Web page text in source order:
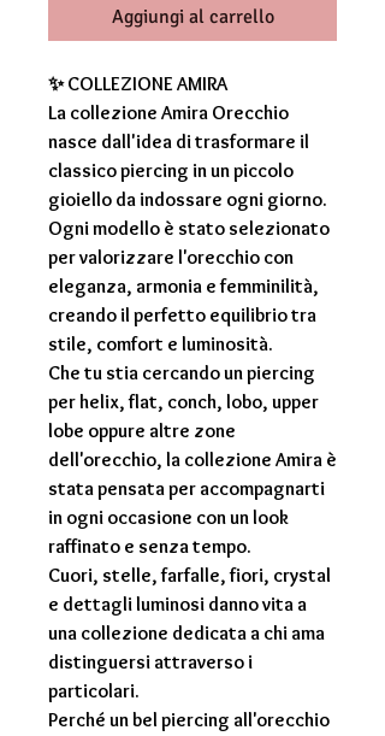
Aggiungi al carrello
✨COLLEZIONE AMIRA
La collezione Amira Orecchio
nasce dall'idea di trasformare il
classico piercing in un piccolo
gioiello da indossare ogni giorno.
Ogni modello è stato selezionato
per valorizzare l'orecchio con
eleganza, armonia e femminilità,
creando il perfetto equilibrio tra
stile, comfort e luminosità.
Che tu stia cercando un piercing
per helix,flat, conch, lobo, upper
lobe oppure altre zone
dell'orecchio, la collezione Amira è
stata pensata per accompagnarti
in ogni occasione con un look
raffinato e senza tempo.
Cuori, stelle, farfalle, fiori, crystal
e dettagli luminosi danno vita a
una collezione dedicata a chi ama
distinguersi attraverso i
particolari.
Perché un bel piercing all'orecchio